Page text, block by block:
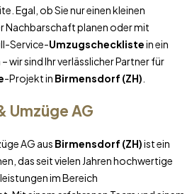
Egal, ob Sie nur einen kleinen
Nachbarschaft planen oder mit
Service-Umzugschecklistein ein
wir sind Ihr verlässlicher Partner für
-Projekt in Birmensdorf (ZH)
Umzüge AG
AG aus Birmensdorf (ZH)ist ein
das seit vielen Jahren hochwertige
im Bereich